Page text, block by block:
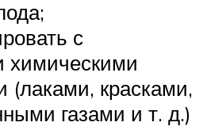
с
химическими
(лаками, красками,
газами и т. д.)